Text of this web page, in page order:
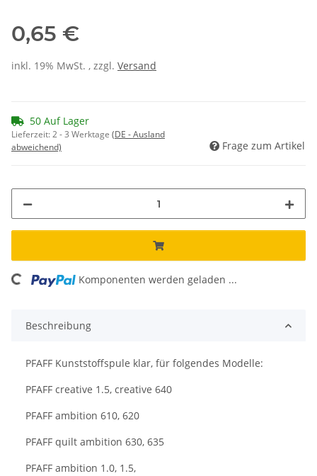
0,65 €
inkl. 19% MwSt. , zzgl. Versand
50 Auf Lager
Lieferzeit:2 - 3 Werktage (DE - Ausland
abweichend)
Frage zum Artikel
Komponenten werden geladen ...
Beschreibung
PFAFF Kunststoffspule klar, für folgendes Modelle:
PFAFF creative 1.5, creative 640
PFAFF ambition 610, 620
PFAFF quilt ambition 630, 635
PFAFF ambition 1.0, 1.5,